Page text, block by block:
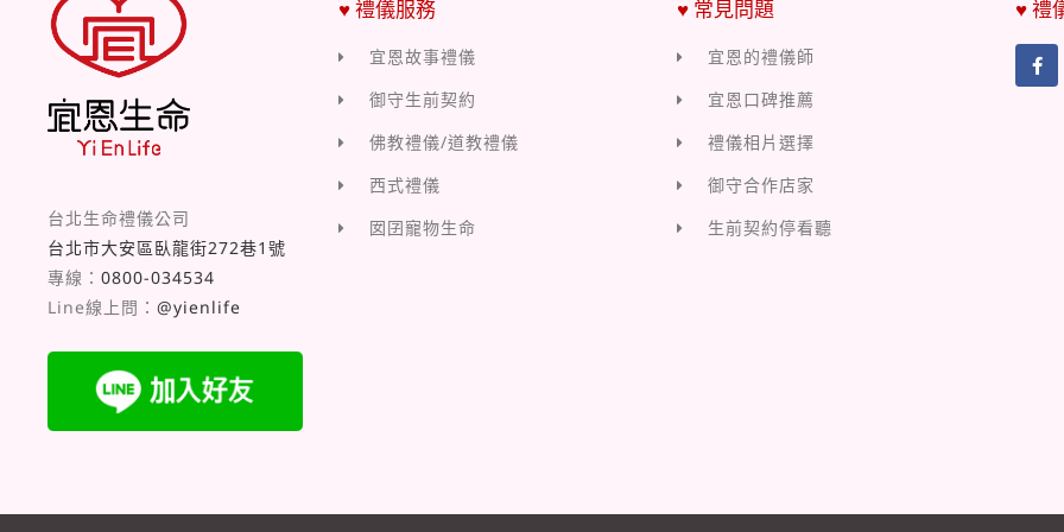
台北生命禮儀公司
台北市大安區臥龍街272巷1號
專線： 0800-034534
Line線上問： @yienlife
♥ 禮儀服務
宜恩故事禮儀
御守生前契約
佛教禮儀/道教禮儀
西式禮儀
囡囝寵物生命
♥ 常見問題
宜恩的禮儀師
宜恩口碑推薦
禮儀相片選擇
御守合作店家
生前契約停看聽
♥ 禮